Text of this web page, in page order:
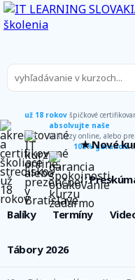
už 18 rokov špičkové
absolvujte naše
IT kurzy online, alebo
100% garancia
★ Nové
∷
Balíky Termíny
Tábory 2026